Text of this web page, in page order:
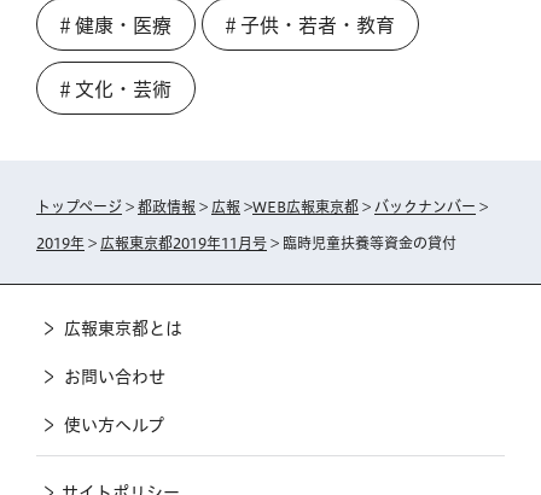
＃健康・医療 ＃子供・若者・教育
＃文化・芸術
トップページ > 都政情報 > 広報 >WEB広報東京都 > バックナンバー >
2019年 > 広報東京都2019年11月号 > 臨時児童扶養等資金の貸付
広報東京都とは
お問い合わせ
使い方ヘルプ